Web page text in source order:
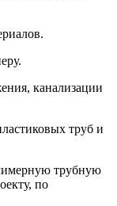
канализации
труб и
трубную
по